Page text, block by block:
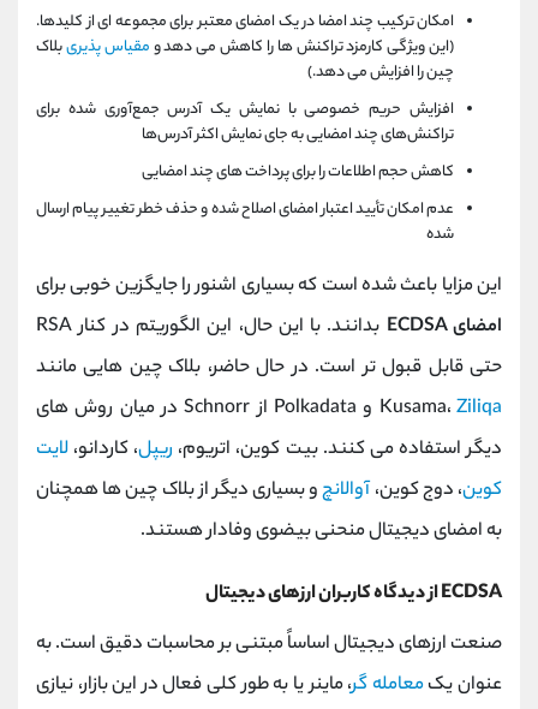
امکان ترکیب چند امضا در یک امضای معتبر برای مجموعه ای از کلیدها.
(این ویژگی کارمزد تراکنش ها را کاهش می دهد ومقیاس پذیریبلاک
چین را افزایش می دهد.)
افزایش حریم خصوصی با نمایش یک آدرس جمع‌آوری شده برای
تراکنش‌های چند امضایی به جای نمایش اکثر آدرس‌ها
کاهش حجم اطلاعات را برای پرداخت های چند امضایی
عدم امکان تأیید اعتبار امضای اصلاح شده و حذف خطر تغییر پیام ارسال
شده
این مزایا باعث شده است که بسیاری اشنور را جایگزین خوبی برای
امضای ECDSA
بدانند. با این حال، این الگوریتم در کنار RSA
حتی قابل قبول تر است. در حال حاضر، بلاک چین هایی مانند
Kusama،Ziliqa
و Polkadata از Schnorr در میان روش های
دیگر استفاده می کنند. بیت کوین، اتریوم، ریپل، کاردانو، لایت
کوین، دوج کوین،آوالانچو بسیاری دیگر از بلاک چین ها همچنان
به امضای دیجیتال منحنی بیضوی وفادار هستند.
ECDSA از دیدگاه کاربران ارزهای دیجیتال
صنعت ارزهای دیجیتال اساساً مبتنی بر محاسبات دقیق است. به
عنوان یکمعامله گر، ماینر یا به طور کلی فعال در این بازار، نیازی